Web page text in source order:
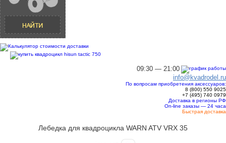
09:30 — 21:00
info@kvadrodel.ru
По вопросам приобретения аксессуаров:
8 (800) 550 9025
+7 (495) 740 0979
Доставка в регионы РФ
On-line заказы — 24 часа
Быстрая доставка
Лебедка для квадроцикла WARN ATV VRX 35